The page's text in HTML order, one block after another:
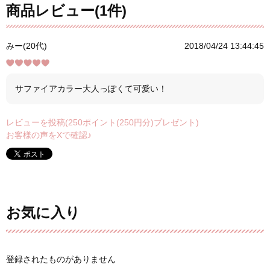
商品レビュー(1件)
みー(20代) 2018/04/24 13:44:45
サファイアカラー大人っぽくて可愛い！
レビューを投稿(250ポイント(250円分)プレゼント)
お客様の声をXで確認♪
お気に入り
登録されたものがありません